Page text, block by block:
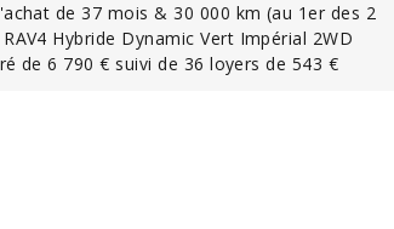
de 37 mois & 30 000 km (au 1er des 2
Hybride Dynamic Vert Impérial 2WD
de 6 790 € suivi de 36 loyers de 543 €